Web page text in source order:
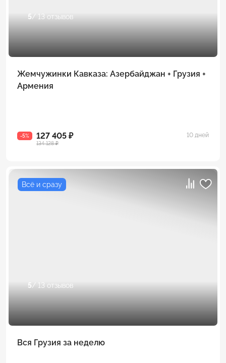
5/ 13 отзывов
Жемчужинки Кавказа: Азербайджан + Грузия +
Армения
-5% 127 405 ₽
134 128 ₽
10 дней
Всё и сразу
5/ 13 отзывов
Вся Грузия за неделю